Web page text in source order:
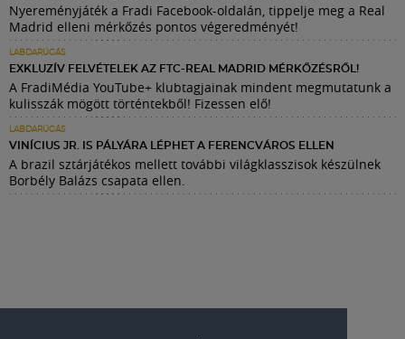
Nyereményjáték a Fradi Facebook-oldalán, tippelje meg a Real
Madrid elleni mérkőzés pontos végeredményét!
LABDARÚGÁS
EXKLUZÍV FELVÉTELEK AZ FTC-REAL MADRID MÉRKŐZÉSRŐL!
A FradiMédia YouTube+ klubtagjainak mindent megmutatunk a
kulisszák mögött történtekből! Fizessen elő!
LABDARÚGÁS
VINÍCIUS JR. IS PÁLYÁRA LÉPHET A FERENCVÁROS ELLEN
A brazil sztárjátékos mellett további világklasszisok készülnek
Borbély Balázs csapata ellen.